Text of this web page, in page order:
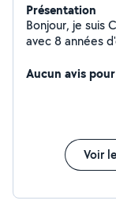
Présentation
Bonjour, je suis
avec 8 années
ordinateur,
satisfaction est
Aucun avis
Voir